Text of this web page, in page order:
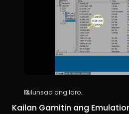
Ilulunsad ang laro.
Kailan Gamitin ang